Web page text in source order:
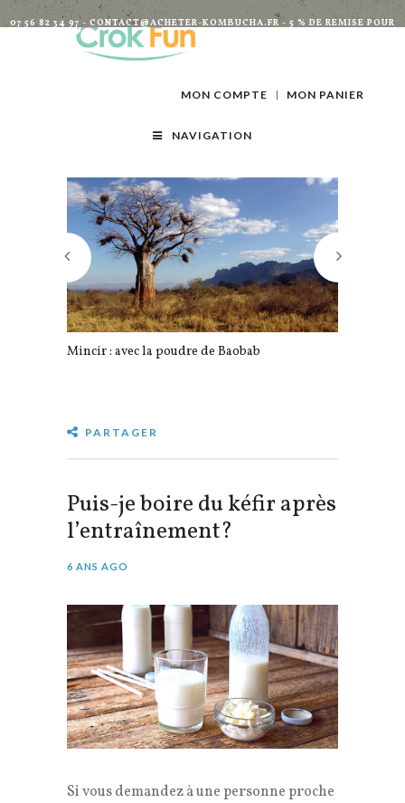
07 56 82 34 97 - CONTACT@ACHETER-KOMBUCHA.FR - 5 % DE REMISE POUR
MON COMPTE MON PANIER
NAVIGATION
Mincir : avec la poudre de Baobab
PARTAGER
Puis-je boire du kéfir après
l’entraînement?
6 ANS AGO
Si vous demandez à une personne proche